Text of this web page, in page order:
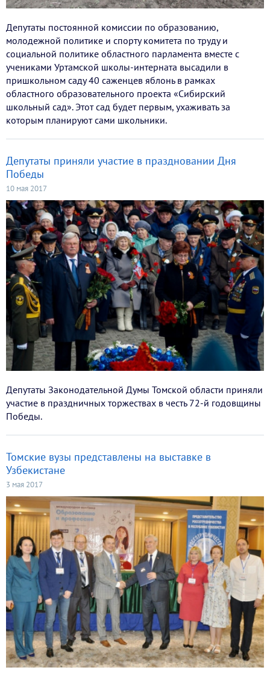
Депутаты постоянной комиссии по образованию,
молодежной политике и спорту комитета по труду и
социальной политике областного парламента вместе с
учениками Уртамской школы-интерната высадили в
пришкольном саду 40 саженцев яблонь в рамках
областного образовательного проекта «Сибирский
школьный сад». Этот сад будет первым, ухаживать за
которым планируют сами школьники.
Депутаты приняли участие в праздновании Дня
Победы
10 мая 2017
Депутаты Законодательной Думы Томской области приняли
участие в праздничных торжествах в честь 72-й годовщины
Победы.
Томские вузы представлены на выставке в
Узбекистане
3 мая 2017